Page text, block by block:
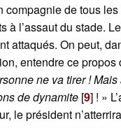
compagnie de tous
à l’assaut du stade.
attaqués. On peut,
entendre ce propos
ne va tirer !
de dynamite [9] ! »
le président